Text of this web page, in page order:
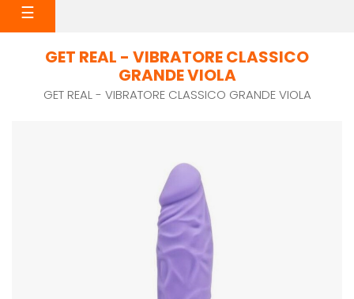
navigazione
☰
GET REAL - VIBRATORE CLASSICO
GRANDE VIOLA
GET REAL - VIBRATORE CLASSICO GRANDE VIOLA